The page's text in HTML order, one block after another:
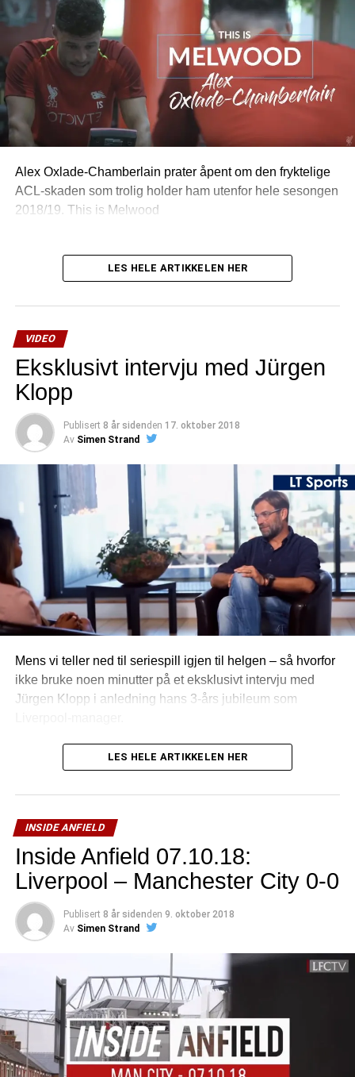
Alex Oxlade-Chamberlain prater åpent om den fryktelige
ACL-skaden som trolig holder ham utenfor hele sesongen
2018/19. This is Melwood
LES HELE ARTIKKELEN HER
VIDEO
Eksklusivt intervju med Jürgen
Klopp
Publisert 8 år sidenden 17. oktober 2018
Av Simen Strand
Mens vi teller ned til seriespill igjen til helgen – så hvorfor
ikke bruke noen minutter på et eksklusivt intervju med
Jürgen Klopp i anledning hans 3-års jubileum som
LES HELE ARTIKKELEN HER
INSIDE ANFIELD
Inside Anfield 07.10.18:
Liverpool – Manchester City 0-0
Publisert 8 år sidenden 9. oktober 2018
Av Simen Strand